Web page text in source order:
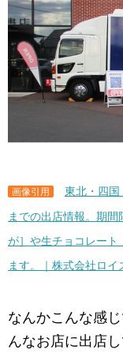
画像引用
東北・四
までの出店情報。期
が］や生チョコレート
ます。｜株式会社ロ
なんかこんな感
んなお店に出店